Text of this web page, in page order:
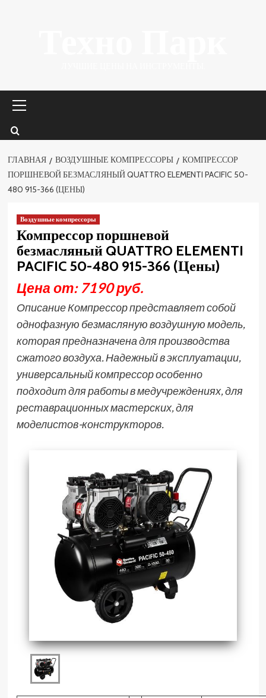
меню
ГЛАВНАЯ ВОЗДУШНЫЕ КОМПРЕССОРЫ
КОМПРЕССОР
ПОРШНЕВОЙ БЕЗМАСЛЯНЫЙ QUATTRO ELEMENTI PACIFIC 50-
480 915-366 (ЦЕНЫ)
Воздушные компрессоры
Компрессор поршневой
безмасляный QUATTRO ELEMENTI
PACIFIC 50-480 915-366 (Цены)
Цена от: 7190 руб.
Описание Компрессор представляет собой
однофазную безмасляную воздушную модель,
которая предназначена для производства
сжатого воздуха. Надежный в эксплуатации,
универсальный компрессор особенно
подходит для работы в медучреждениях, для
реставрационных мастерских, для
моделистов-конструкторов.